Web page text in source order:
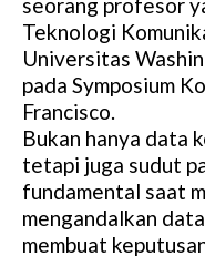
Teknologi
Universitas
pada Symposium
Francisco.
Bukan hanya data
tetapi juga sudut
fundamental saat
mengandalkan
membuat